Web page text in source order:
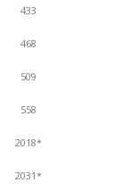
433
468
509
558
2018*
2031*